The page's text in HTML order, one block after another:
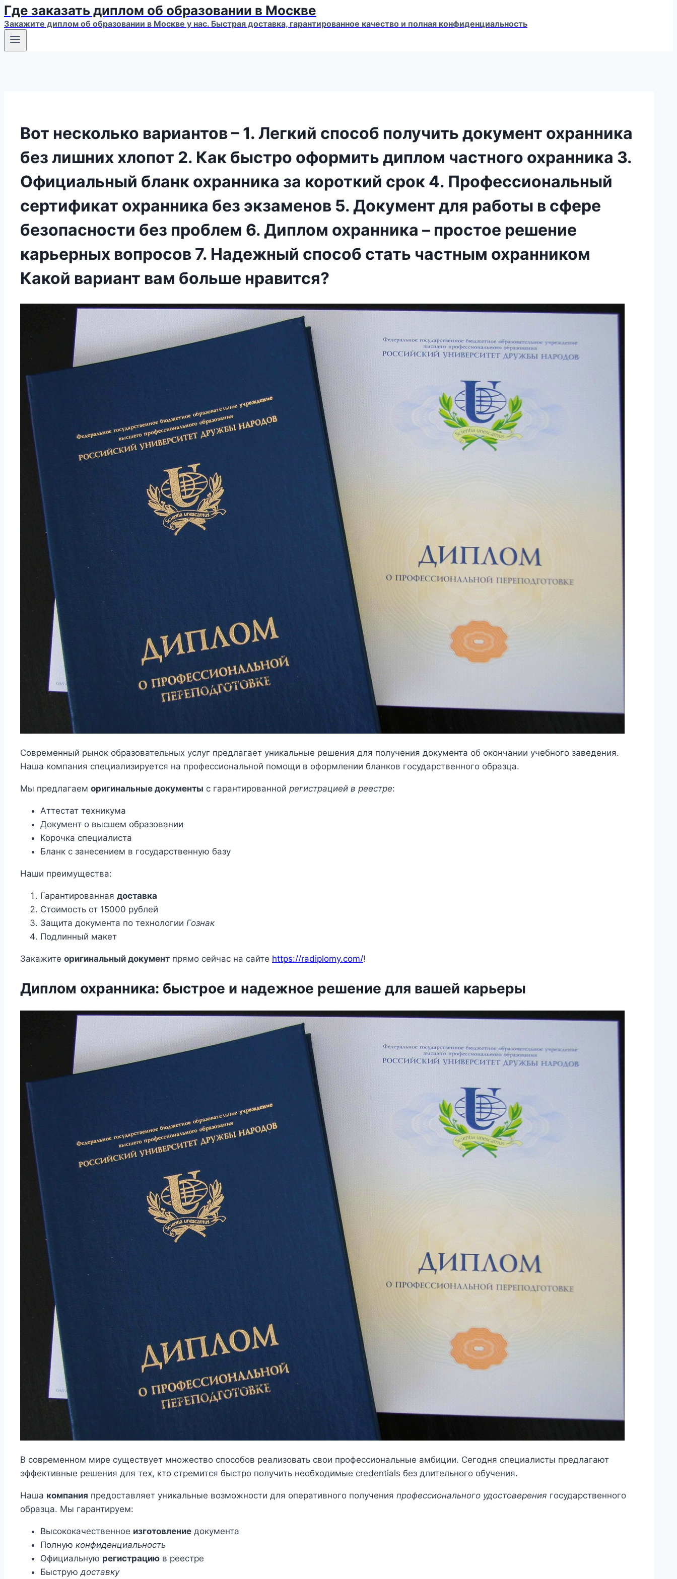
Где заказать диплом об образовании в Москве
Закажите диплом об образовании в Москве у нас. Быстрая доставка, гарантированное качество и полная конфиденциальность
Вот несколько вариантов – 1. Легкий способ получить документ охранника
без лишних хлопот 2. Как быстро оформить диплом частного охранника 3.
Официальный бланк охранника за короткий срок 4. Профессиональный
сертификат охранника без экзаменов 5. Документ для работы в сфере
безопасности без проблем 6. Диплом охранника – простое решение
карьерных вопросов 7. Надежный способ стать частным охранником
Какой вариант вам больше нравится?
Современный рынок образовательных услуг предлагает уникальные решения для получения документа об окончании учебного заведения.
Наша компания специализируется на профессиональной помощи в оформлении бланков государственного образца.
Мы предлагаем оригинальные документы с гарантированной регистрацией в реестре:
Аттестат техникума
Документ о высшем образовании
Корочка специалиста
Бланк с занесением в государственную базу
Наши преимущества:
Гарантированная доставка
Стоимость от 15000 рублей
Защита документа по технологии Гознак
Подлинный макет
Закажите оригинальный документ прямо сейчас на сайте https://radiplomy.com/!
Диплом охранника: быстрое и надежное решение для вашей карьеры
В современном мире существует множество способов реализовать свои профессиональные амбиции. Сегодня специалисты предлагают
эффективные решения для тех, кто стремится быстро получить необходимые credentials без длительного обучения.
Наша компания предоставляет уникальные возможности для оперативного получения профессионального удостоверения государственного
образца. Мы гарантируем:
Высококачественное изготовление документа
Полную конфиденциальность
Официальную регистрацию в реестре
Быструю доставку